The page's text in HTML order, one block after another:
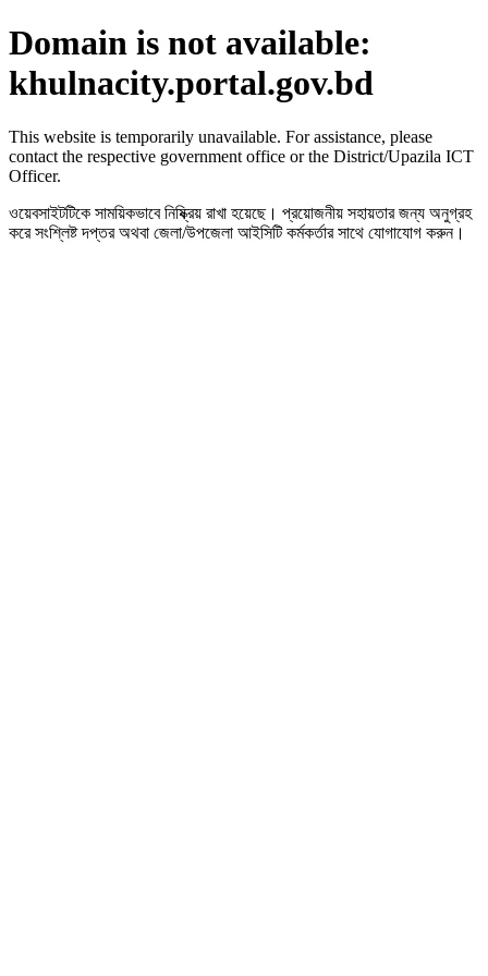
Domain is not available:
khulnacity.portal.gov.bd
This website is temporarily unavailable. For assistance, please
contact the respective government office or the District/Upazila ICT
Officer.
ওয়েবসাইটটিকে সাময়িকভাবে নিষ্ক্রিয় রাখা হয়েছে। প্রয়োজনীয় সহায়তার জন্য অনুগ্রহ
করে সংশ্লিষ্ট দপ্তর অথবা জেলা/উপজেলা আইসিটি কর্মকর্তার সাথে যোগাযোগ করুন।